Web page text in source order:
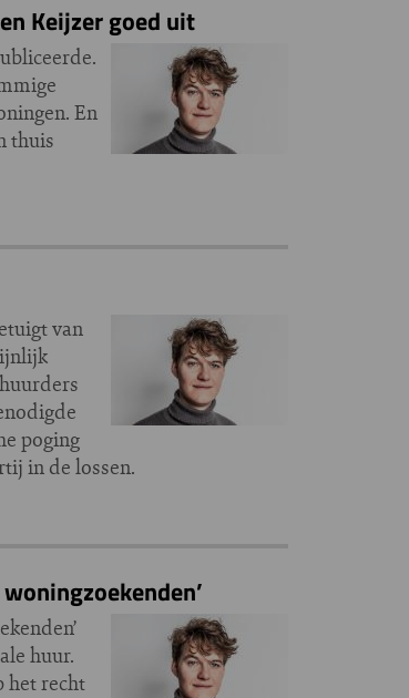
Keijzer goed uit
En
thuis
van
poging
in de lossen.
huur.
het recht